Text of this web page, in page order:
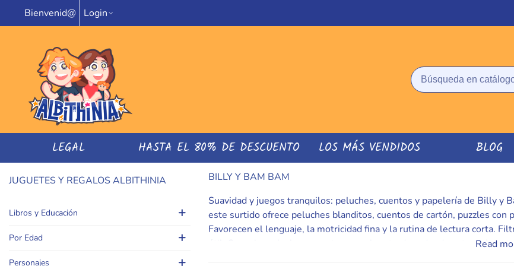
Bienvenid@ Login
LEGAL HASTA EL 80% DE DESCUENTO LOS MÁS VENDIDOS BLOG
JUGUETES Y REGALOS ALBITHINIA
Libros y Educación
Por Edad
Personajes
BILLY Y BAM BAM
Suavidad y juegos tranquilos: peluches, cuentos y papelería de Billy y
este surtido ofrece peluches blanditos, cuentos de cartón, puzzles con
Favorecen el lenguaje, la motricidad fina y la rutina de lectura corta.
útil. Consejo: peluche + cuento + puzzle = tarde redonda entre calma
Read